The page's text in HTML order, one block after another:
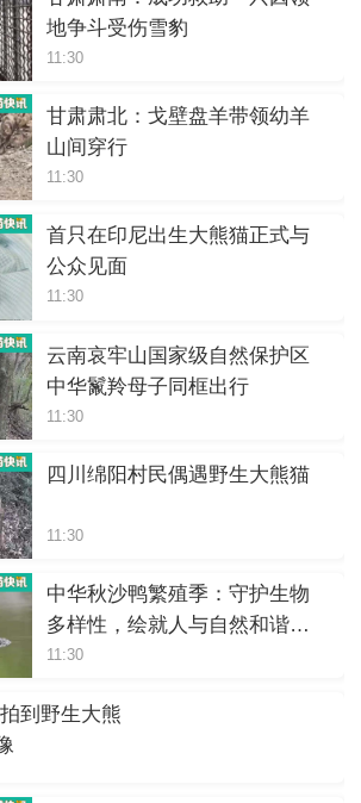
地争斗受伤雪豹
11:30
甘肃肃北：戈壁盘羊带领幼羊
山间穿行
11:30
首只在印尼出生大熊猫正式与
公众见面
11:30
云南哀牢山国家级自然保护区
中华鬣羚母子同框出行
11:30
四川绵阳村民偶遇野生大熊猫
11:30
中华秋沙鸭繁殖季：守护生物
多样性，绘就人与自然和谐画
卷
11:30
到野生大熊